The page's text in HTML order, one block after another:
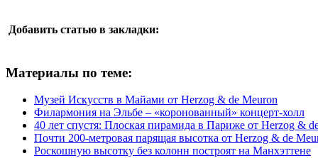
Добавить статью в закладки:
Материалы по теме:
Музей Искусств в Майами от Herzog & de Meuron
Филармония на Эльбе – «коронованный» концерт-холл
40 лет спустя: Плоская пирамида в Париже от Herzog &
Почти 200-метровая парящая высотка от Herzog & de
Роскошную высотку без колонн построят на Манхэттене